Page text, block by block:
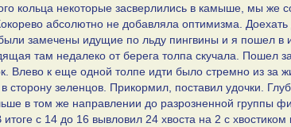
кольца некоторые засверлились в камыше, мы
абсолютно не добавляла оптимизма.
замечены идущие по льду пингвины и я пошел в
там недалеко от берега толпа скучала. Пошел
Влево к еще одной толпе идти было стремно из
сторону зеленцов. Прикормил, поставил удочки.
в том же направлении до разрозненной группы
итоге с 14 до 16 вывловил 24 хвоста на 2 с